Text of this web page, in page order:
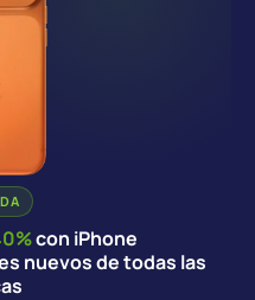
con iPhone
nuevos de todas las